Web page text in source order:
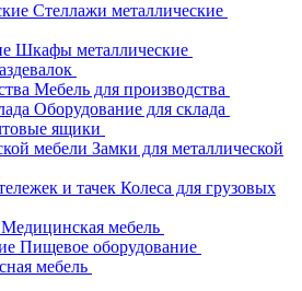
Стеллажи металлические
Шкафы металлические
Мебель для производства
Оборудование для склада
ящики
Замки для металлической
Колеса для грузовых
Медицинская мебель
Пищевое оборудование
мебель